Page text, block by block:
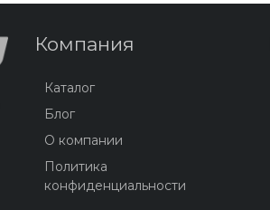
Компания
Каталог
Блог
О компании
Политика
конфиденциальности